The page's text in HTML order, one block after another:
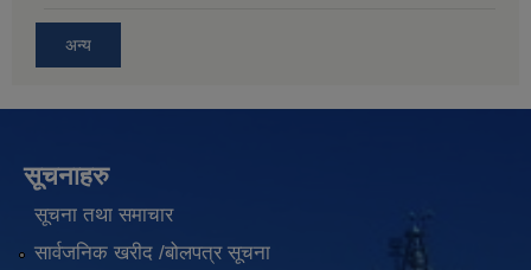
अन्य
सूचनाहरु
सूचना तथा समाचार
सार्वजनिक खरीद /बोलपत्र सूचना